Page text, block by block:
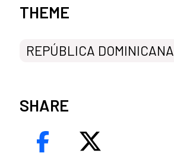
News categories
THEME
REPÚBLICA DOMINICANA
SHARE